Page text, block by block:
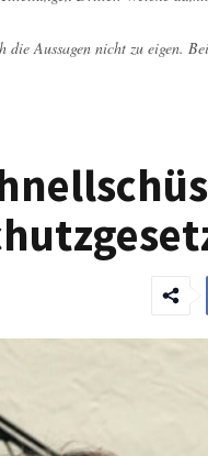
Aussagen nicht zu eigen.